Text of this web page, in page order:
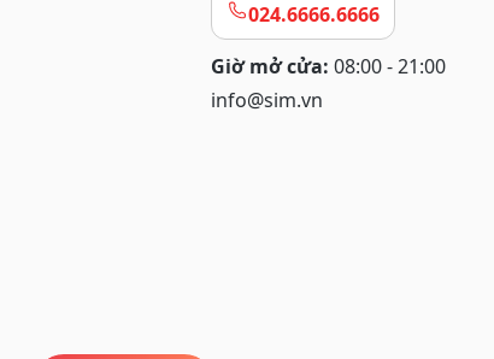
024.6666.6666
Giờ mở cửa: 08:00 - 21:00
info@sim.vn